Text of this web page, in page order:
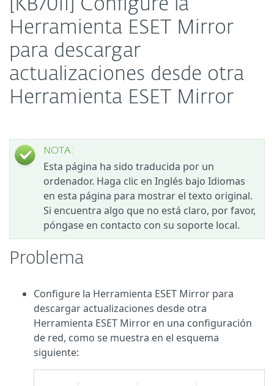
[KB7011] Configure la
Herramienta ESET Mirror
para descargar
actualizaciones desde otra
Herramienta ESET Mirror
NOTA:
Esta página ha sido traducida por un
ordenador. Haga clic en Inglés bajo Idiomas
en esta página para mostrar el texto original.
Si encuentra algo que no está claro, por favor,
póngase en contacto con su soporte local.
Problema
Configure la Herramienta ESET Mirror para
descargar actualizaciones desde otra
Herramienta ESET Mirror en una configuración
de red, como se muestra en el esquema
siguiente: